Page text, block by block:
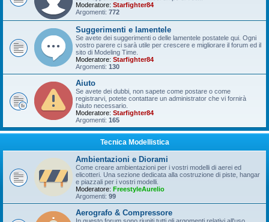
Moderatore: Starfighter84
Argomenti: 772
Suggerimenti e lamentele
Se avete dei suggerimenti o delle lamentele postatele qui. Ogni
vostro parere ci sarà utile per crescere e migliorare il forum ed il
sito di Modeling Time.
Moderatore: Starfighter84
Argomenti: 130
Aiuto
Se avete dei dubbi, non sapete come postare o come
registrarvi, potete contattare un administrator che vi fornirà
l'aiuto necessario.
Moderatore: Starfighter84
Argomenti: 165
Tecnica Modellistica
Ambientazioni e Diorami
Come creare ambientazioni per i vostri modelli di aerei ed
elicotteri. Una sezione dedicata alla costruzione di piste, hangar
e piazzali per i vostri modelli.
Moderatore: FreestyleAurelio
Argomenti: 99
Aerografo & Compressore